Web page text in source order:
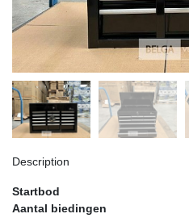
Description
Startbod
Aantal biedingen